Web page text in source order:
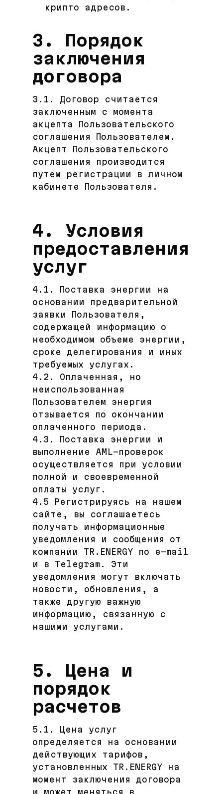
крипто адресов.
3. Порядок
заключения
договора
3.1. Договор считается
заключенным с момента
акцепта Пользовательского
соглашения Пользователем.
Акцепт Пользовательского
соглашения производится
путем регистрации в личном
кабинете Пользователя.
4. Условия
предоставления
услуг
4.1. Поставка энергии на
основании предварительной
заявки Пользователя,
содержащей информацию о
необходимом объеме энергии,
сроке делегирования и иных
требуемых услугах.
4.2. Оплаченная, но
неиспользованная
Пользователем энергия
отзывается по окончании
оплаченного периода.
4.3. Поставка энергии и
выполнение AML-проверок
осуществляется при условии
полной и своевременной
оплаты услуг.
4.5 Регистрируясь на нашем
сайте, вы соглашаетесь
получать информационные
уведомления и сообщения от
компании TR.ENERGY по e-mail
и в Telegram. Эти
уведомления могут включать
новости, обновления, а
также другую важную
информацию, связанную с
нашими услугами.
5. Цена и
порядок
расчетов
5.1. Цена услуг
определяется на основании
действующих тарифов,
установленных TR.ENERGY на
момент заключения договора
и может меняться в